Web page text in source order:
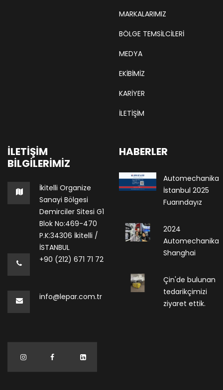
MARKALARIMIZ
BÖLGE TEMSILCILERI
MEDYA
EKIBIMIZ
KARIYER
İLETİŞİM
İLETIŞIM
BILGILERIMIZ
İkitelli Organize
Sanayi Bölgesi
Demirciler Sitesi G1
Blok No:469-470
P.K:34306 İkitelli /
İSTANBUL
+90 (212) 671 71 72
info@lepar.com.tr
HABERLER
Automechanika
İstanbul 2025
Fuarındayız
2024
Automechanika
Shanghai
Çin'de bulunan
tedarikçimizi
ziyaret ettik.